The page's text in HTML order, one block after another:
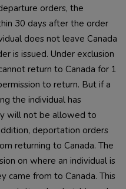
orders, the
30 days after the order
does not leave Canada
is issued. Under exclusion
return to Canada for 1
to return. But if a
the individual has
will not be allowed to
deportation orders
returning to Canada. The
on where an individual is
came from to Canada. This